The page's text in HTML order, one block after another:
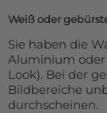
Weiß oder
Sie haben die
Aluminium oder
Look). Bei der
Bildbereiche
durchscheinen.